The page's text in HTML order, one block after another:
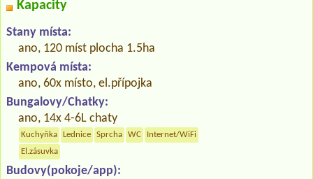
Kapacity
Stany místa:
ano, 120 míst plocha 1.5ha
Kempová místa:
ano, 60x místo, el.přípojka
Bungalovy/Chatky:
ano, 14x 4-6L chaty
Kuchyňka Lednice Sprcha WC
Internet/WiFi
El.zásuvka
Budovy(pokoje/app):